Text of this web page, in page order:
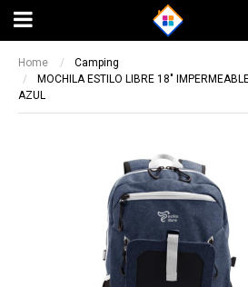
Home
Camping
MOCHILA ESTILO LIBRE 18"
AZUL
Otras formas de pago
Elegí otra opción
Otras formas de pago
6 cuotas sin interés +
reintegro sin tope. 9
interés en productos
Beneficio valido entre
14/05/2023
¡LISTO!